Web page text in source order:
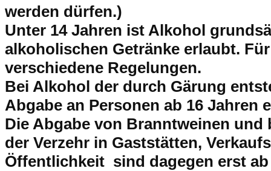
werden dürfen.)
Unter 14 Jahren ist Alkohol
alkoholischen Getränke erlaubt.
verschiedene Regelungen.
Bei Alkohol der durch Gärung
Abgabe an Personen ab 16 Jahren
Die Abgabe von Branntweinen
der Verzehr in Gaststätten,
Öffentlichkeit sind dagegen erst